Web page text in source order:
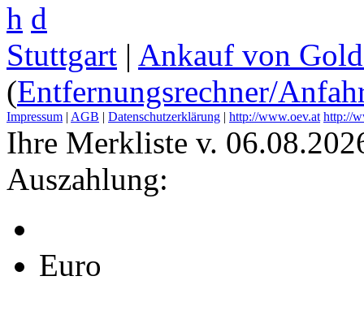
h d
Stuttgart | Ankauf von
(Entfernungsrechner/
Impressum | AGB | Datenschutzerklärung | http://www.oev.at http://
Ihre Merkliste v.
Auszahlung:
Euro